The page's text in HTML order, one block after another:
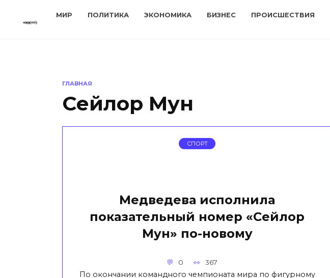
МИР ПОЛИТИКА ЭКОНОМИКА БИЗНЕС ПРОИСШЕСТВИЯ
ГЛАВНАЯ
Сейлор Мун
СПОРТ
Медведева исполнила
показательный номер «Сейлор
Мун» по-новому
0 367
По окончании командного чемпионата мира по фигурному